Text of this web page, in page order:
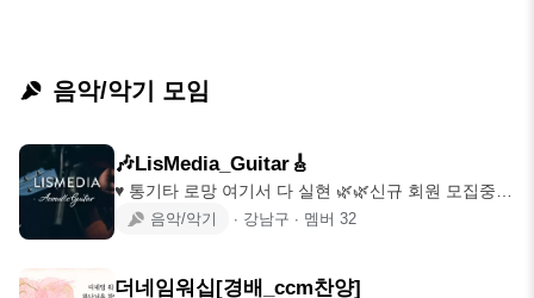
음악/악기 모임
🎶LisMedia_Guitar🎸
♥ 통기타 로망 여기서 다 실현 🌿🌿신규 회원 모집중🌿
🌿 ✔ 모임 소개 ▫통기타에 관심이
음악/악기 ∙ 강남구 ∙ 멤버 32
더네임워십[경배_ccm찬양]